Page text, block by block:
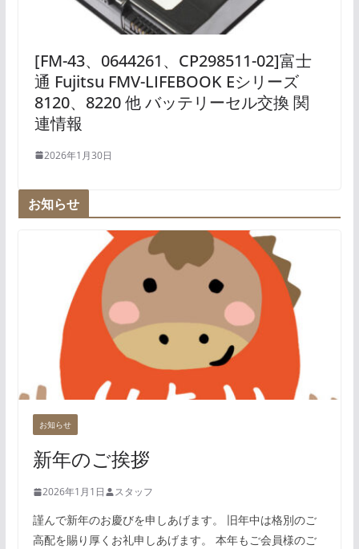
[FM-43、0644261、CP298511-02]富士
通 Fujitsu FMV-LIFEBOOK Eシリーズ
8120、8220 他 バッテリーセル交換 関
連情報
2026年1月30日
お知らせ
お知らせ
新年のご挨拶
2026年1月1日 スタッフ
謹んで新年のお慶びを申しあげます。 旧年中は格別のご
高配を賜り厚くお礼申しあげます。 本年もご会員様のご